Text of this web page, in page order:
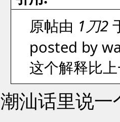
原帖由 1刀2
posted by
这个解释比
潮汕话里说一